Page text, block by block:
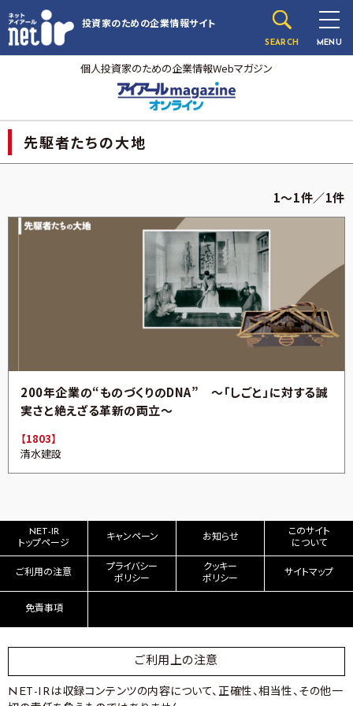
投資家のための企業情報サイト
SEARCH MENU
個人投資家のための企業情報Webマガジン
先駆者たちの大地
1～1件／1件
200年企業の“ものづくりのDNA” ～「しごと」に対する誠
実さと絶えざる革新の両立～
【1803】
清水建設
NET-IR
トップページ
キャンペーン お知らせ
このサイト
について
ご利用の注意
プライバシー
ポリシー
クッキー
ポリシー
サイトマップ
免責事項
ご利用上の注意
NET-IRは収録コンテンツの内容について、正確性、相当性、その他一